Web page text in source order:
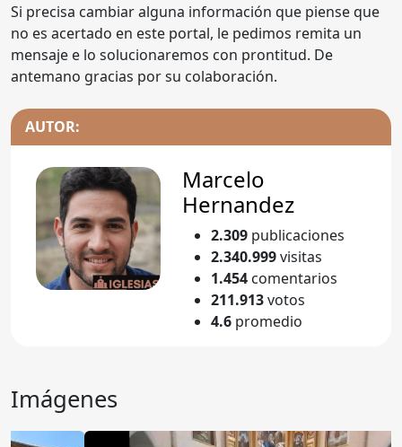
Si precisa cambiar alguna información que piense que
no es acertado en este portal, le pedimos remita un
mensaje e lo solucionaremos con prontitud. De
antemano gracias por su colaboración.
AUTOR:
Marcelo
Hernandez
2.309 publicaciones
2.340.999visitas
1.454 comentarios
211.913votos
4.6 promedio
Imágenes